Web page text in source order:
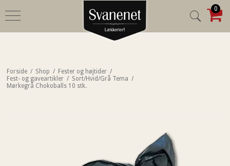
0
Forside / Shop / Fester og højtider /
Fest- og gaveartikler / Sort/Hvid/Grå Tema /
Mørkegrå Chokoballs 10 stk.